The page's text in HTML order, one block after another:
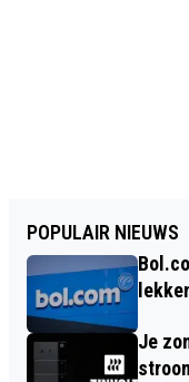
POPULAIR NIEUWS
Je